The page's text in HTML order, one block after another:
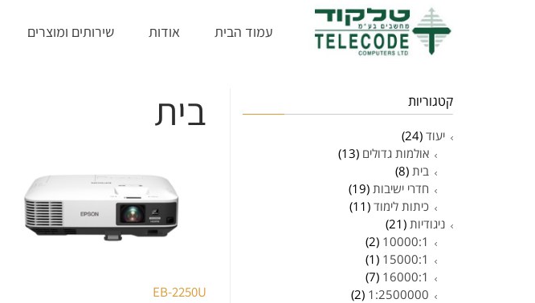
עמוד הבית אודות שירותים ומוצרים
בית
EB-2250U
קטגוריות
יעוד (24)
אולמות גדולים (13)
בית (8)
חדרי ישיבות (19)
כיתות לימוד (11)
ניגודיות (21)
10000:1
(2)
15000:1
(1)
16000:1
(7)
1:2500000
(2)